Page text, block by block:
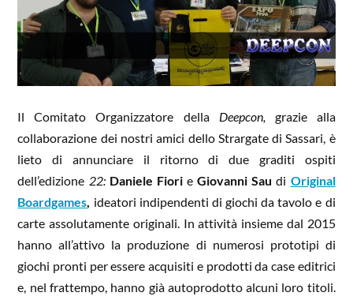
Il Comitato Organizzatore della Deepcon, grazie alla
collaborazione dei nostri amici dello Strargate di Sassari, è
lieto di annunciare il ritorno di due graditi ospiti
dell’edizione 22: Daniele FiorieGiovanni Saudi Original
Boardgames, ideatori indipendenti di giochi da tavolo e di
carte assolutamente originali. In attività insieme dal 2015
hanno all’attivo la produzione di numerosi prototipi di
giochi pronti per essere acquisiti e prodotti da case editrici
e, nel frattempo, hanno già autoprodotto alcuni loro titoli.